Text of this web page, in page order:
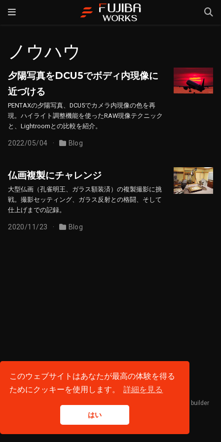
このウェブサイトはあなたが最高の体験を得る
ためにクッキーを使用します。
詳細を見る
はい
ノウハウ
夕陽写真をDCU5でボディ内現像に
近づける
PENTAXの夕陽写真、DCU5でカメラ内現像の色を再
現。ハイライト調整機能を使ったRAW現像テクニック
と、Lightroomとの比較を紹介。
2022/05/04 Blog
仏画複製にチャレンジ
大型仏画（孔雀明王、ガラス額装済）の複製撮影に挑
戦。撮影セッティング、ガラス反射との格闘、そして
仕上げまでの記録。
2020/11/23 Blog
© 2026 FUJIBA WORKS. All rights reserved.
website builder
that empowers creators.